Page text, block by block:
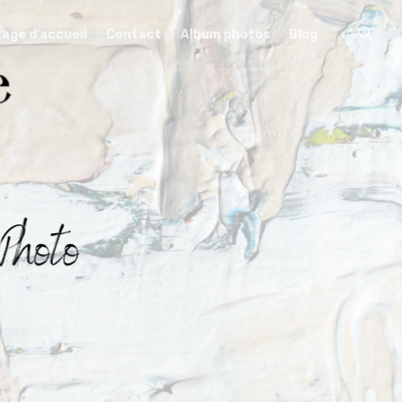
d'accueil Contact Album photos Blog